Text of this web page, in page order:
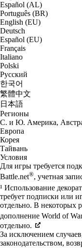
Español (AL)
Português (BR)
English (EU)
Deutsch
Español (EU)
Français
Italiano
Polski
Русский
한국어
繁體中文
日本語
Регионы
С. и Ю. Америка,
Европа
Корея
Тайвань
Условия
Для игры требуется
Battle.net®, учетная
¹ Использование
требует подписки или
отдельно. В некоторых
дополнение World of
отдельно.
За исключением
законодательством,